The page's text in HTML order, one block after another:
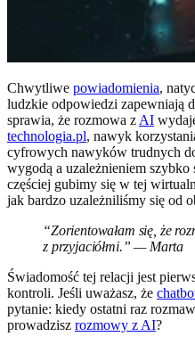
Chwytliwe powiadomienia,
ludzkie odpowiedzi zapewniają
sprawia, że rozmowa z AI
technologia.pl, nawyk
cyfrowych nawyków trudnych
wygodą a uzależnieniem szybko
częściej gubimy się w tej
jak bardzo uzależniliśmy się od
“Zorientowałam się, że
z przyjaciółmi.” — Marta
Świadomość tej relacji jest
kontroli. Jeśli uważasz, że
pytanie: kiedy ostatni raz
prowadzisz rozmowy z AI?